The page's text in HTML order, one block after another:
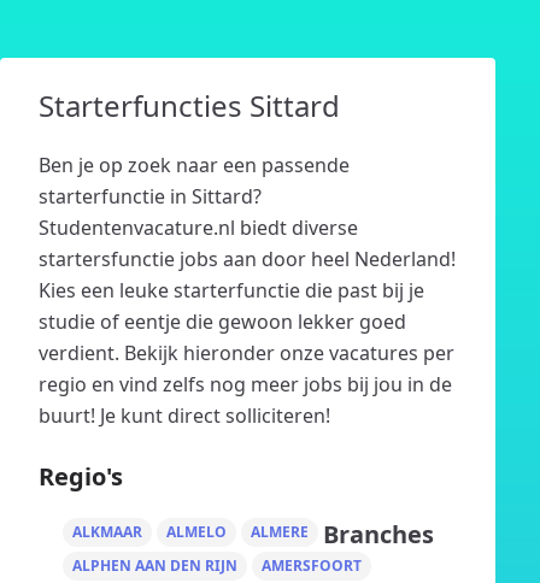
Starterfuncties Sittard
Ben je op zoek naar een passende
starterfunctie in Sittard?
Studentenvacature.nl biedt diverse
startersfunctie jobs aan door heel Nederland!
Kies een leuke starterfunctie die past bij je
studie of eentje die gewoon lekker goed
verdient. Bekijk hieronder onze vacatures per
regio en vind zelfs nog meer jobs bij jou in de
buurt! Je kunt direct solliciteren!
Regio's
ALKMAAR ALMELO
ALMERE
ALPHEN AAN DEN RIJN
AMERSFOORT
Branches